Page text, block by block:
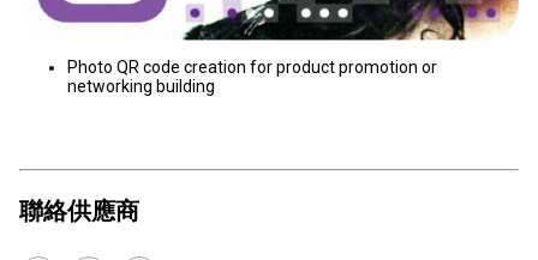
Photo QR code creation for product promotion or
networking building
聯絡供應商